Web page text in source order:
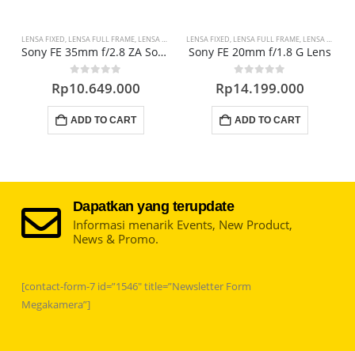
PROMO LENSA
Rp8.599.000.
LENSA FIXED, LENSA FULL FRAME, LENSA WIDE
Sony FE 35mm f/2.8 ZA Sonnar T* Lens
0 out of 5
Rp10.649.000
ADD TO CART
LENSA FIXED, LENSA FULL FRAME, LENSA WIDE
Sony FE 20mm f/1.8 G Lens
0 out of 5
Rp14.199.000
ADD TO CART
Dapatkan yang terupdate
Informasi menarik Events, New Product,
News & Promo.
[contact-form-7 id=”1546″ title=”Newsletter Form
Megakamera”]